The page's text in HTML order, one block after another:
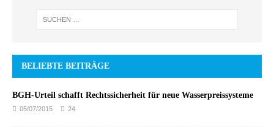
BELIEBTE BEITRÄGE
BGH-Urteil schafft Rechtssicherheit für neue Wasserpreissysteme
05/07/2015 24